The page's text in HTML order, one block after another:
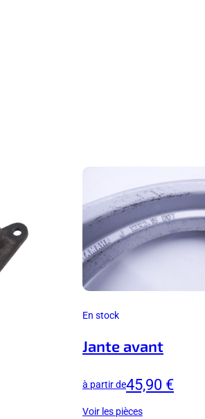
En stock
Jante avant
à partir de45,90 €
Voir les pièces